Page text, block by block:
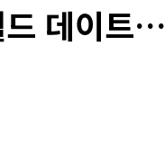
드 데이트…